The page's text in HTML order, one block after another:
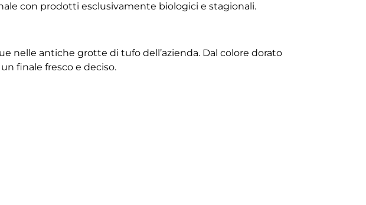
con prodotti esclusivamente biologici e stagionali.
nelle antiche grotte di tufo dell’azienda. Dal colore dorato
finale fresco e deciso.